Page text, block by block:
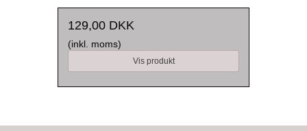
129,00 DKK
(inkl. moms)
Vis produkt